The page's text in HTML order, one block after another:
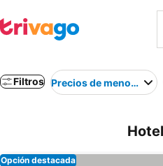
Filtros Precios de menor a
Opción destacada